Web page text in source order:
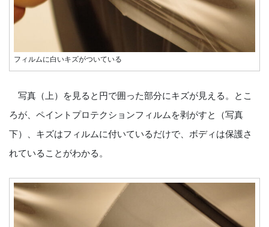
フィルムに白いキズがついている
写真（上）を見ると円で囲った部分にキズが見える。とこ
ろが、ペイントプロテクションフィルムを剥がすと（写真
下）、キズはフィルムに付いているだけで、ボディは保護さ
れていることがわかる。